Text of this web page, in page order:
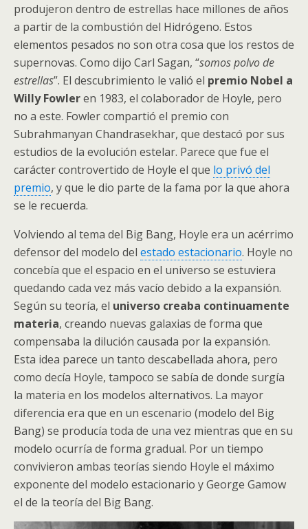
produjeron dentro de estrellas hace millones de años
a partir de la combustión del Hidrógeno. Estos
elementos pesados no son otra cosa que los restos de
supernovas. Como dijo Carl Sagan, “somos polvo de
estrellas”. El descubrimiento le valió el premio Nobel a
Willy Fowleren 1983, el colaborador de Hoyle, pero
no a este. Fowler compartió el premio con
Subrahmanyan Chandrasekhar, que destacó por sus
estudios de la evolución estelar. Parece que fue el
carácter controvertido de Hoyle el que lo privó del
premio, y que le dio parte de la fama por la que ahora
se le recuerda.
Volviendo al tema del Big Bang, Hoyle era un acérrimo
defensor del modelo del estado estacionario. Hoyle no
concebía que el espacio en el universo se estuviera
quedando cada vez más vacío debido a la expansión.
Según su teoría, el universo creaba continuamente
materia, creando nuevas galaxias de forma que
compensaba la dilución causada por la expansión.
Esta idea parece un tanto descabellada ahora, pero
como decía Hoyle, tampoco se sabía de donde surgía
la materia en los modelos alternativos. La mayor
diferencia era que en un escenario (modelo del Big
Bang) se producía toda de una vez mientras que en su
modelo ocurría de forma gradual. Por un tiempo
convivieron ambas teorías siendo Hoyle el máximo
exponente del modelo estacionario y George Gamow
el de la teoría del Big Bang.